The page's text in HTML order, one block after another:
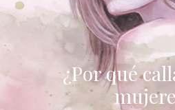
¿Por qué